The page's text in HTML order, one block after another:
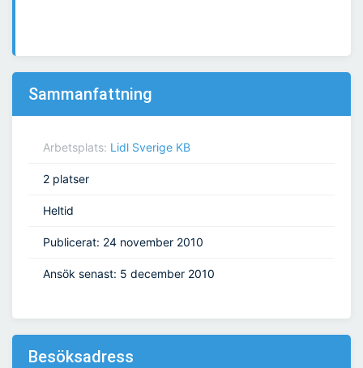
Sammanfattning
Arbetsplats: Lidl Sverige KB
2 platser
Heltid
Publicerat: 24 november 2010
Ansök senast: 5 december 2010
Besöksadress